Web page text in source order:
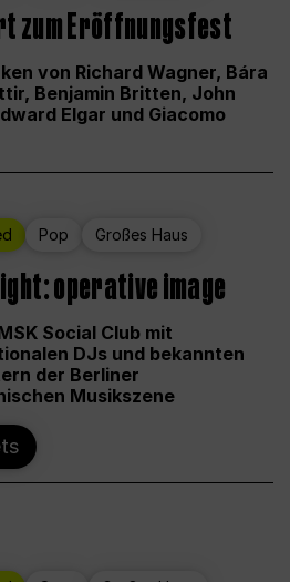
zum Eröffnungsfest
von Richard Wagner, Bára
Benjamin Britten, John
Elgar und Giacomo
Pop Großes Haus
operative image
Social Club mit
DJs und bekannten
der Berliner
Musikszene